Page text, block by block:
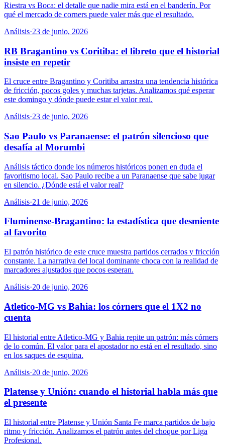
Riestra vs Boca: el detalle que nadie mira está en el banderín. Por
qué el mercado de corners puede valer más que el resultado.
Análisis·23 de junio, 2026
RB Bragantino vs Coritiba: el libreto que el historial
insiste en repetir
El cruce entre Bragantino y Coritiba arrastra una tendencia histórica
de fricción, pocos goles y muchas tarjetas. Analizamos qué esperar
este domingo y dónde puede estar el valor real.
Análisis·23 de junio, 2026
Sao Paulo vs Paranaense: el patrón silencioso que
desafía al Morumbi
Análisis táctico donde los números históricos ponen en duda el
favoritismo local. Sao Paulo recibe a un Paranaense que sabe jugar
en silencio. ¿Dónde está el valor real?
Análisis·21 de junio, 2026
Fluminense-Bragantino: la estadística que desmiente
al favorito
El patrón histórico de este cruce muestra partidos cerrados y fricción
constante. La narrativa del local dominante choca con la realidad de
marcadores ajustados que pocos esperan.
Análisis·20 de junio, 2026
Atletico-MG vs Bahia: los córners que el 1X2 no
cuenta
El historial entre Atletico-MG y Bahia repite un patrón: más córners
de lo común. El valor para el apostador no está en el resultado, sino
en los saques de esquina.
Análisis·20 de junio, 2026
Platense y Unión: cuando el historial habla más que
el presente
El historial entre Platense y Unión Santa Fe marca partidos de bajo
ritmo y fricción. Analizamos el patrón antes del choque por Liga
Profesional.